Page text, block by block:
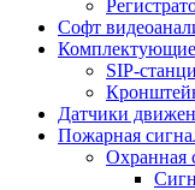
Софт
SIP-
Датчики
Пожарная
Охранная